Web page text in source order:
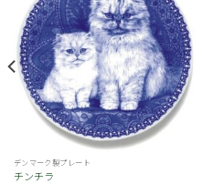
お
気
に
入
り
デンマーク製プレート
チンチラ